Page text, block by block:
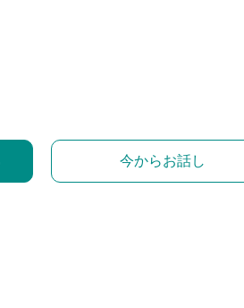
今からお話し